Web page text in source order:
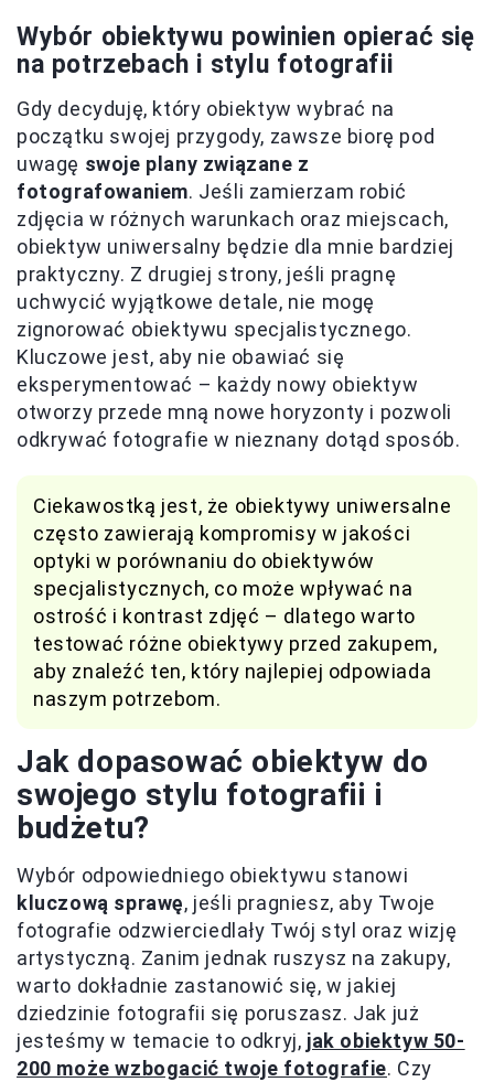
Wybór obiektywu powinien opierać się
na potrzebach i stylu fotografii
Gdy decyduję, który obiektyw wybrać na
początku swojej przygody, zawsze biorę pod
uwagę swoje plany związane z
fotografowaniem. Jeśli zamierzam robić
zdjęcia w różnych warunkach oraz miejscach,
obiektyw uniwersalny będzie dla mnie bardziej
praktyczny. Z drugiej strony, jeśli pragnę
uchwycić wyjątkowe detale, nie mogę
zignorować obiektywu specjalistycznego.
Kluczowe jest, aby nie obawiać się
eksperymentować – każdy nowy obiektyw
otworzy przede mną nowe horyzonty i pozwoli
odkrywać fotografie w nieznany dotąd sposób.
Ciekawostką jest, że obiektywy uniwersalne
często zawierają kompromisy w jakości
optyki w porównaniu do obiektywów
specjalistycznych, co może wpływać na
ostrość i kontrast zdjęć – dlatego warto
testować różne obiektywy przed zakupem,
aby znaleźć ten, który najlepiej odpowiada
naszym potrzebom.
Jak dopasować obiektyw do
swojego stylu fotografii i
budżetu?
Wybór odpowiedniego obiektywu stanowi
kluczową sprawę, jeśli pragniesz, aby Twoje
fotografie odzwierciedlały Twój styl oraz wizję
artystyczną. Zanim jednak ruszysz na zakupy,
warto dokładnie zastanowić się, w jakiej
dziedzinie fotografii się poruszasz. Jak już
jesteśmy w temacie to odkryj, jak obiektyw 50-
200 może wzbogacić twoje fotografie. Czy